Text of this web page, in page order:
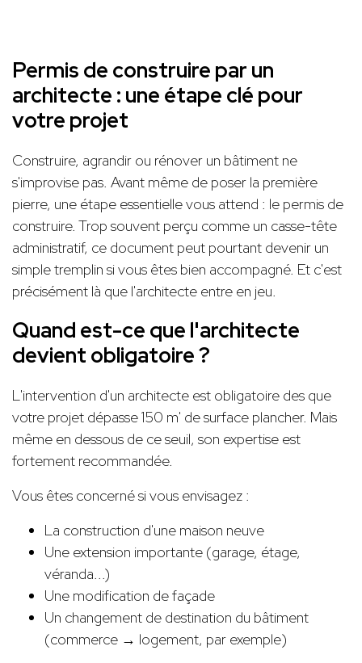
Permis de construire par un
architecte : une étape clé pour
votre projet
Construire, agrandir ou rénover un bâtiment ne
s'improvise pas. Avant même de poser la première
pierre, une étape essentielle vous attend : le permis de
construire. Trop souvent perçu comme un casse-tête
administratif, ce document peut pourtant devenir un
simple tremplin si vous êtes bien accompagné. Et c'est
précisément là que l'architecte entre en jeu.
Quand est-ce que l'architecte
devient obligatoire ?
L'intervention d'un architecte est obligatoire des que
votre projet dépasse 150 m' de surface plancher. Mais
même en dessous de ce seuil, son expertise est
fortement recommandée.
Vous êtes concerné si vous envisagez :
La construction d'une maison neuve
Une extension importante (garage, étage,
véranda...)
Une modification de façade
Un changement de destination du bâtiment
(commerce → logement, par exemple)